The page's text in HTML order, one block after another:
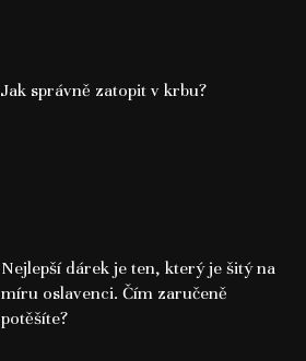
Jak správně zatopit v krbu?
Nejlepší dárek je ten, který je šitý na
míru oslavenci. Čím zaručeně
potěšíte?